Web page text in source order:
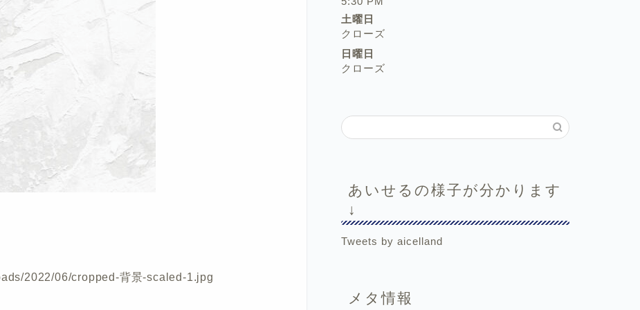
2022/06/cropped-背景-scaled-1.jpg
土曜日
クローズ
日曜日
クローズ
あいせるの様子が分かります
↓
Tweets by aicelland
メタ情報